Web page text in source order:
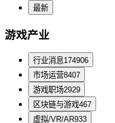
最新
游戏产业
行业消息174906
市场运营8407
游戏职场2929
区块链与游戏467
虚拟/VR/AR933